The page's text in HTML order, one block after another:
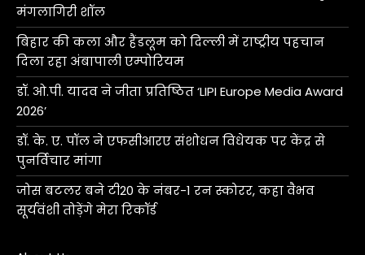
मंगलागिरी शॉल
बिहार की कला और हैंडलूम को दिल्ली में राष्ट्रीय पहचान
दिला रहा अंबापाली एम्पोरियम
डॉ. ओ.पी. यादव ने जीता प्रतिष्ठित ‘LIPI Europe Media Award
2026’
डॉ. के. ए. पॉल ने एफसीआरए संशोधन विधेयक पर केंद्र से
पुनर्विचार मांगा
जोस बटलर बने टी20 के नंबर-1 रन स्कोरर, कहा वैभव
सूर्यवंशी तोड़ेंगे मेरा रिकॉर्ड